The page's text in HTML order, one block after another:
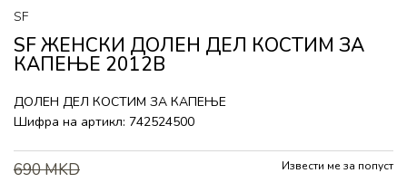
SF
SF ЖЕНСКИ ДОЛЕН ДЕЛ КОСТИМ ЗА
КАПЕЊЕ 2012B
ДОЛЕН ДЕЛ КОСТИМ ЗА КАПЕЊЕ
Шифра на артикл: 742524500
690MKD Извести ме за попуст